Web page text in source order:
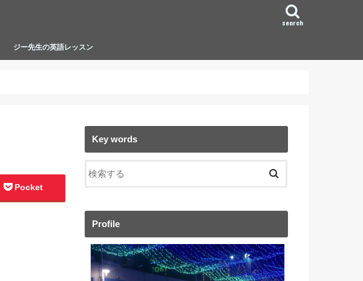
search
ジー先生の英語レッスン
Pocket
Key words
Profile